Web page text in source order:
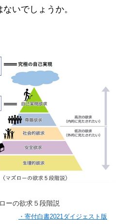
いでしょうか。
の欲求５段階説
・寄付白書2021ダイジェスト版